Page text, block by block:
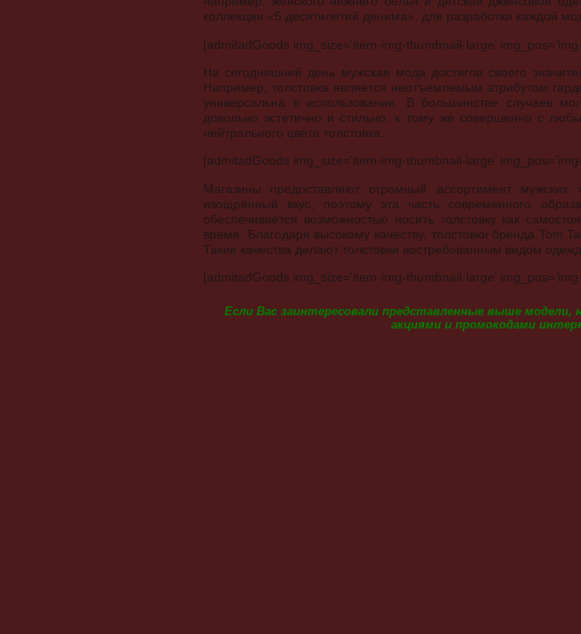
коллекции «5 десятилетий денима», для разработки каждой
[admitadGoods img_size=’item-img-thumbnail-large’ img_pos=’img-
На сегодняшний день мужская мода достигла своего
Например, толстовка является неотъемлемым атрибутом
универсальна в использовании. В большинстве случаев
довольно эстетично и стильно, к тому же совершенно с
нейтрального цвета толстовка.
[admitadGoods img_size=’item-img-thumbnail-large’ img_pos=’img-
Магазины предоставляют огромный ассортимент
изощрённый вкус, поэтому эта часть современного
обеспечивается возможностью носить толстовку как
время. Благодаря высокому качеству, толстовки бренда Tom
Такие качества делают толстовки востребованным видом
[admitadGoods img_size=’item-img-thumbnail-large’ img_pos=’img-
Если Вас заинтересовали представленные выше
акциями и промокодами